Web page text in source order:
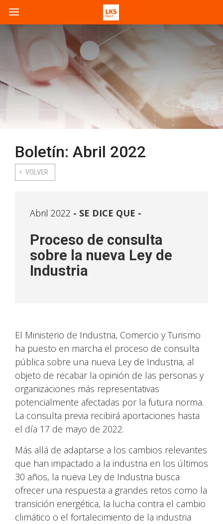
Boletín: Abril 2022
VOLVER
Abril 2022 SE DICE QUE -
Proceso de consulta
sobre la nueva Ley de
Industria
El Ministerio de Industria, Comercio y Turismo
ha puesto en marcha el proceso de consulta
pública sobre una nueva Ley de Industria, al
objeto de recabar la opinión de las personas y
organizaciones más representativas
potencialmente afectadas por la futura norma.
La consulta previa recibirá aportaciones hasta
el día 17 de mayo de 2022.
Más allá de adaptarse a los cambios relevantes
que han impactado a la industria en los últimos
30 años, la nueva Ley de Industria busca
ofrecer una respuesta a grandes retos como la
transición energética, la lucha contra el cambio
climático o el fortalecimiento de la industria